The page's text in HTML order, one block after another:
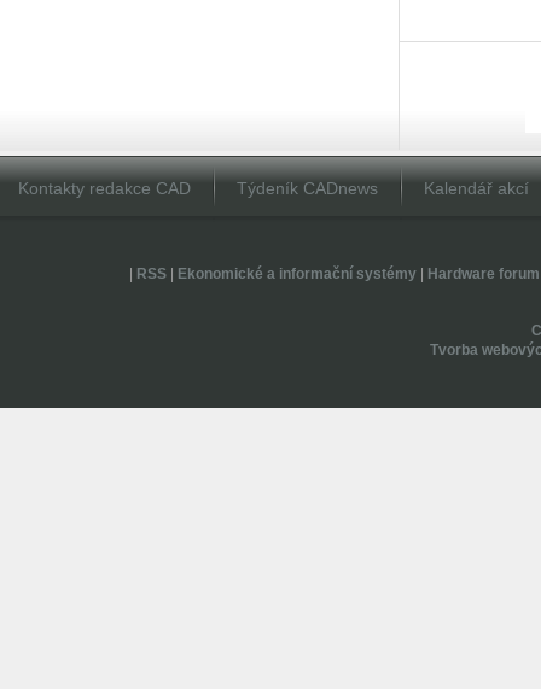
Kontakty redakce CAD Týdeník CADnews Kalendář akcí
RSS| Ekonomické a informační systémy| Hardware forum
Tvorba